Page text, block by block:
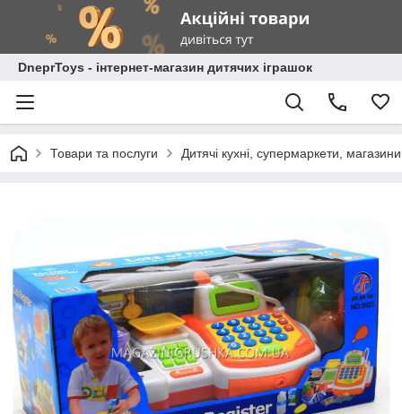
DneprToys - інтернет-магазин дитячих іграшок
Товари та послуги Дитячі кухні, супермаркети,